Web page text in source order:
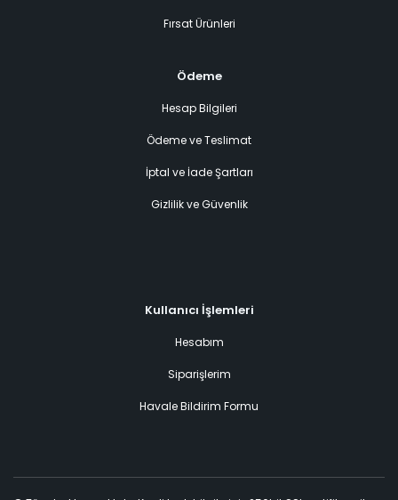
Fırsat Ürünleri
Ödeme
Hesap Bilgileri
Ödeme ve Teslimat
İptal ve İade Şartları
Gizlilik ve Güvenlik
Kullanıcı İşlemleri
Hesabım
Siparişlerim
Havale Bildirim Formu